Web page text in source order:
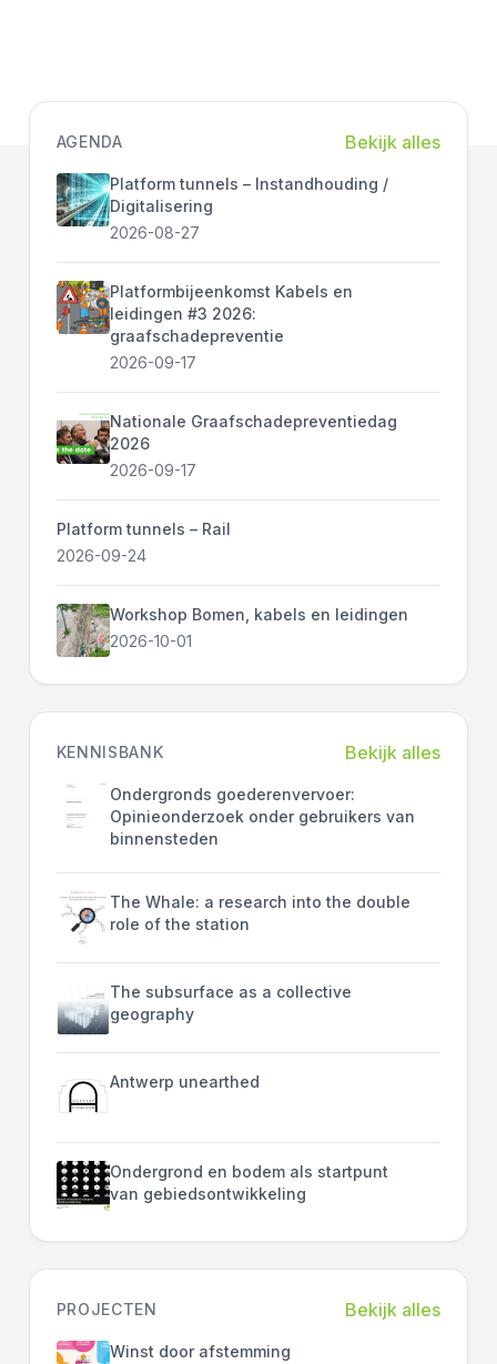
AGENDA Bekijk alles
Platform tunnels – Instandhouding /
Digitalisering
2026-08-27
Platformbijeenkomst Kabels en
leidingen #3 2026:
graafschadepreventie
2026-09-17
Nationale Graafschadepreventiedag
2026
2026-09-17
Platform tunnels – Rail
2026-09-24
Workshop Bomen, kabels en leidingen
2026-10-01
KENNISBANK Bekijk alles
Ondergronds goederenvervoer:
Opinieonderzoek onder gebruikers van
binnensteden
The Whale: a research into the double
role of the station
The subsurface as a collective
geography
Antwerp unearthed
Ondergrond en bodem als startpunt
van gebiedsontwikkeling
PROJECTEN Bekijk alles
Winst door afstemming